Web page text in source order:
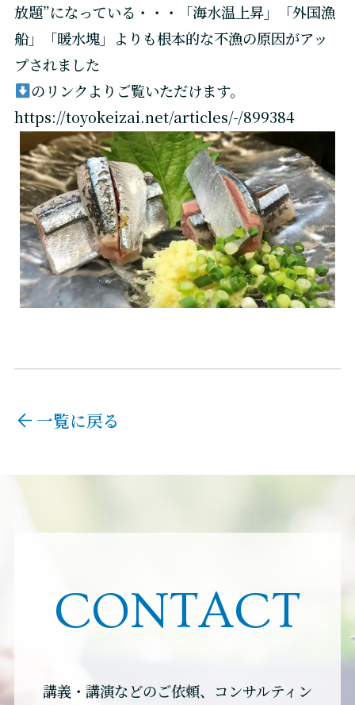
放題”になっている・・・「海水温上昇」「外国漁
船」「暖水塊」よりも根本的な不漁の原因がアッ
プされました
のリンクよりご覧いただけます。
https://toyokeizai.net/articles/-/899384
一覧に戻る
CONTACT
講義・講演などのご依頼、コンサルティン